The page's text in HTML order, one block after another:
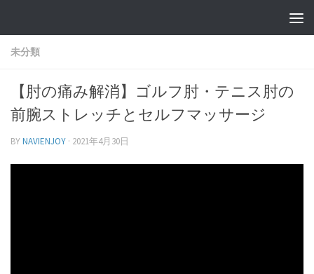
未分類
【肘の痛み解消】ゴルフ肘・テニス肘の
前腕ストレッチとセルフマッサージ
BYNAVIENJOY · 2021年4月30日